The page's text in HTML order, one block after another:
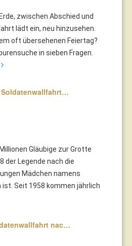
zwischen Abschied und
lädt ein, neu hinzusehen.
oft übersehenen Feiertag?
in sieben Fragen.
Soldatenwallfahrt…
Gläubige zur Grotte
der Legende nach die
Mädchen namens
Seit 1958 kommen jährlich
nac…